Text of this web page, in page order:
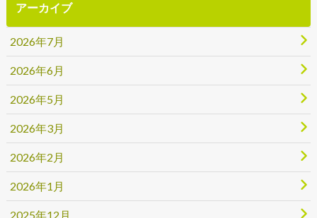
アーカイブ
2026年7月
2026年6月
2026年5月
2026年3月
2026年2月
2026年1月
2025年12月